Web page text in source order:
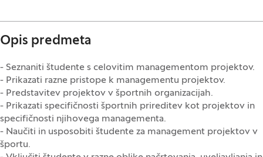
Opis predmeta
- Seznaniti študente s celovitim managementom projektov.
- Prikazati razne pristope k managementu projektov.
- Predstavitev projektov v športnih organizacijah.
- Prikazati specifičnosti športnih prireditev kot projektov in
specifičnosti njihovega managementa.
- Naučiti in usposobiti študente za management projektov v
športu.